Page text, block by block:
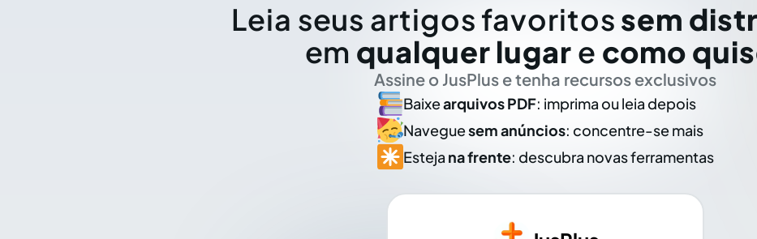
Leia seus artigos favoritos sem
em qualquer lugar e como
Assine o JusPlus e tenha recursos exclusivos
Baixearquivos PDF: imprima ou leia depois
Naveguesem anúncios: concentre-se mais
Esteja na frente: descubra novas ferramentas